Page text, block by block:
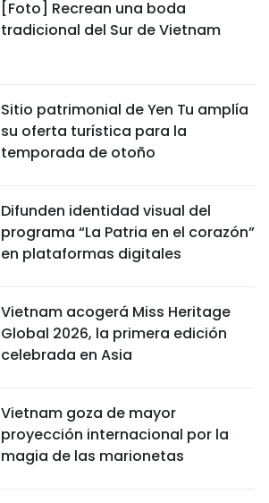
[Foto] Recrean una boda
tradicional del Sur de Vietnam
Sitio patrimonial de Yen Tu amplía
su oferta turística para la
temporada de otoño
Difunden identidad visual del
programa “La Patria en el corazón”
en plataformas digitales
Vietnam acogerá Miss Heritage
Global 2026, la primera edición
celebrada en Asia
Vietnam goza de mayor
proyección internacional por la
magia de las marionetas